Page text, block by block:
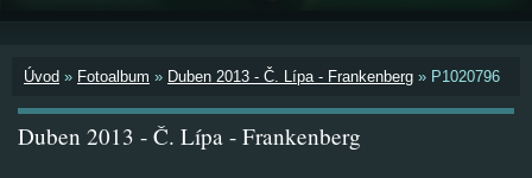
Úvod » Fotoalbum » Duben 2013 - Č. Lípa - Frankenberg » P1020796
Duben 2013 - Č. Lípa - Frankenberg